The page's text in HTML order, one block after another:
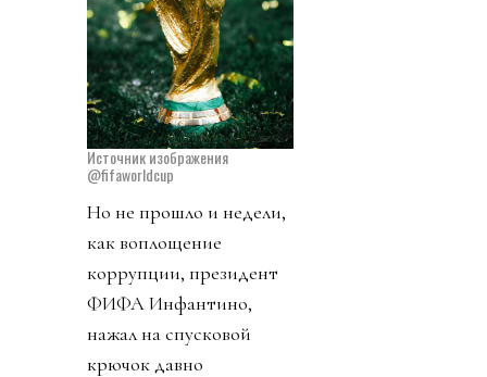
Источник изображения
@fifaworldcup
Но не прошло и недели,
как воплощение
коррупции, президент
ФИФА Инфантино,
нажал на спусковой
крючок давно